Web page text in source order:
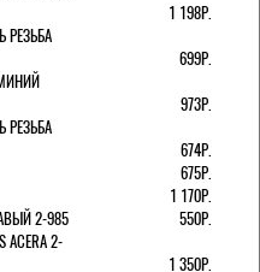
1 198Р.
РЕЗЬБА
699Р.
973Р.
РЕЗЬБА
674Р.
675Р.
1 170Р.
2-985
550Р.
ACERA 2-
1 350Р.